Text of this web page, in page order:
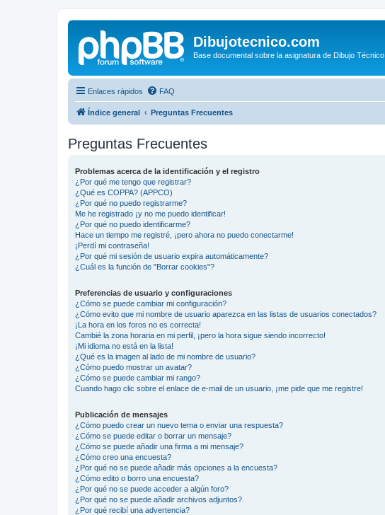
Dibujotecnico.com
Base documental sobre la asignatura de Dibujo Técnico
Enlaces rápidos FAQ
Índice general Preguntas Frecuentes
Preguntas Frecuentes
Problemas acerca de la identificación y el registro
¿Por qué me tengo que registrar?
¿Qué es COPPA? (APPCO)
¿Por qué no puedo registrarme?
Me he registrado ¡y no me puedo identificar!
¿Por qué no puedo identificarme?
Hace un tiempo me registré, ¡pero ahora no puedo conectarme!
¡Perdí mi contraseña!
¿Por qué mi sesión de usuario expira automáticamente?
¿Cuál es la función de "Borrar cookies"?
Preferencias de usuario y configuraciones
¿Cómo se puede cambiar mi configuración?
¿Cómo evito que mi nombre de usuario aparezca en las listas de usuarios conectados?
¡La hora en los foros no es correcta!
Cambié la zona horaria en mi perfil, ¡pero la hora sigue siendo incorrecto!
¡Mi idioma no está en la lista!
¿Qué es la imagen al lado de mi nombre de usuario?
¿Cómo puedo mostrar un avatar?
¿Cómo se puede cambiar mi rango?
Cuando hago clic sobre el enlace de e-mail de un usuario, ¡me pide que me registre!
Publicación de mensajes
¿Cómo puedo crear un nuevo tema o enviar una respuesta?
¿Cómo se puede editar o borrar un mensaje?
¿Cómo se puede añadir una firma a mi mensaje?
¿Cómo creo una encuesta?
¿Por qué no se puede añadir más opciones a la encuesta?
¿Cómo edito o borro una encuesta?
¿Por qué no se puede acceder a algún foro?
¿Por qué no se puede añadir archivos adjuntos?
¿Por qué recibí una advertencia?